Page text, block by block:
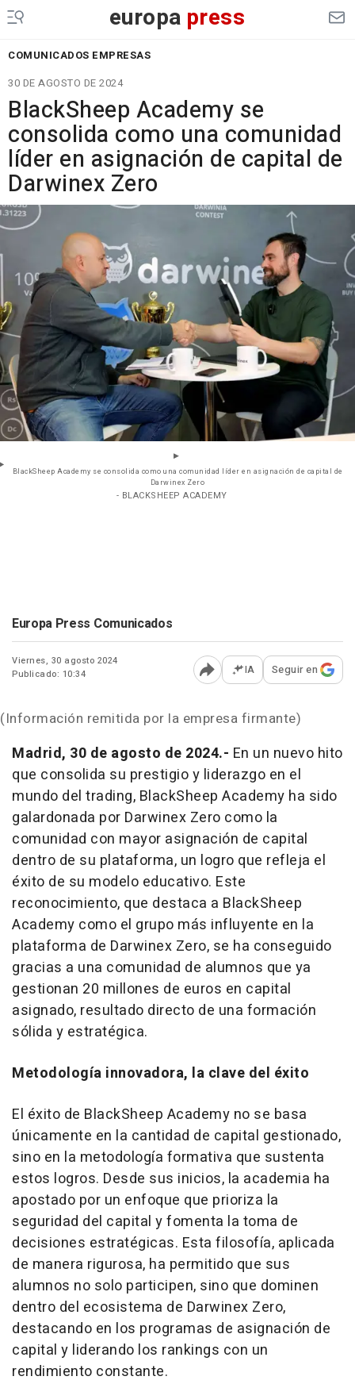
europa press
COMUNICADOS EMPRESAS
30 DE AGOSTO DE 2024
BlackSheep Academy se
consolida como una comunidad
líder en asignación de capital de
Darwinex Zero
BlackSheep Academy se consolida como una comunidad líder en asignación de capital de
Darwinex Zero
- BLACKSHEEP ACADEMY
Europa Press Comunicados
Viernes, 30 agosto 2024
Publicado: 10:34
Abrir opciones para
IA Seguir en
(Información remitida por la empresa firmante)
Madrid, 30 de agosto de 2024.- En un nuevo hito
que consolida su prestigio y liderazgo en el
mundo del trading, BlackSheep Academy ha sido
galardonada por Darwinex Zero como la
comunidad con mayor asignación de capital
dentro de su plataforma, un logro que refleja el
éxito de su modelo educativo. Este
reconocimiento, que destaca a BlackSheep
Academy como el grupo más influyente en la
plataforma de Darwinex Zero, se ha conseguido
gracias a una comunidad de alumnos que ya
gestionan 20 millones de euros en capital
asignado, resultado directo de una formación
sólida y estratégica.
Metodología innovadora, la clave del éxito
El éxito de BlackSheep Academy no se basa
únicamente en la cantidad de capital gestionado,
sino en la metodología formativa que sustenta
estos logros. Desde sus inicios, la academia ha
apostado por un enfoque que prioriza la
seguridad del capital y fomenta la toma de
decisiones estratégicas. Esta filosofía, aplicada
de manera rigurosa, ha permitido que sus
alumnos no solo participen, sino que dominen
dentro del ecosistema de Darwinex Zero,
destacando en los programas de asignación de
capital y liderando los rankings con un
rendimiento constante.